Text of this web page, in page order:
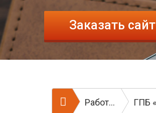
Заказать сайт
Работы